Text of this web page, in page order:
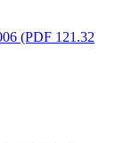
(PDF 121.32